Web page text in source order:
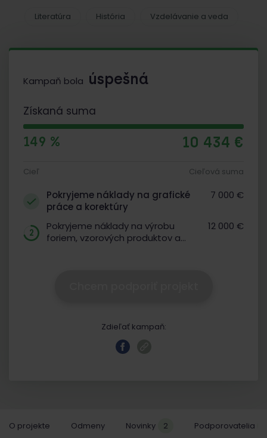
Literatúra História Vzdelávanie a veda
Kampaň bola úspešná
Získaná suma
149 % 10 434 €
Cieľ Cieľová suma
Pokryjeme náklady na grafické
práce a korektúry
7 000 €
2
Pokryjeme náklady na výrobu
foriem, vzorových produktov a
12 000 €
Zdieľať kampaň:
O projekte Odmeny Novinky 2 Podporovatelia